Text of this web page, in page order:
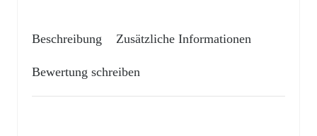
Beschreibung Zusätzliche Informationen
Bewertung schreiben